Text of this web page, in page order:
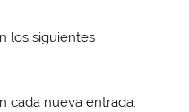
los siguientes
cada nueva entrada.